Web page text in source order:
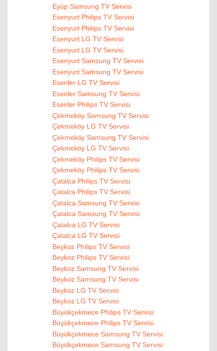
Eyüp Samsung TV Servisi
Esenyurt Philips TV Servisi
Esenyurt Philips TV Servisi
Esenyurt LG TV Servisi
Esenyurt LG TV Servisi
Esenyurt Samsung TV Servisi
Esenyurt Samsung TV Servisi
Esenler LG TV Servisi
Esenler Samsung TV Servisi
Esenler Philips TV Servisi
Çekmeköy Samsung TV Servisi
Çekmeköy LG TV Servisi
Çekmeköy Samsung TV Servisi
Çekmeköy LG TV Servisi
Çekmeköy Philips TV Servisi
Çekmeköy Philips TV Servisi
Çatalca Philips TV Servisi
Çatalca Philips TV Servisi
Çatalca Samsung TV Servisi
Çatalca Samsung TV Servisi
Çatalca LG TV Servisi
Çatalca LG TV Servisi
Beykoz Philips TV Servisi
Beykoz Philips TV Servisi
Beykoz Samsung TV Servisi
Beykoz Samsung TV Servisi
Beykoz LG TV Servisi
Beykoz LG TV Servisi
Büyükçekmece Philips TV Servisi
Büyükçekmece Philips TV Servisi
Büyükçekmece Samsung TV Servisi
Büyükçekmece Samsung TV Servisi